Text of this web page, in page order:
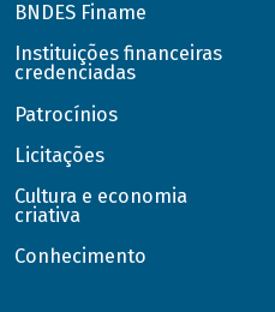
BNDES Finame
Instituições financeiras
credenciadas
Patrocínios
Licitações
Cultura e economia
criativa
Conhecimento